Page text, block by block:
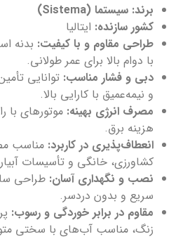
برند: سیستما (Sistema)
کشور سازنده: ایتالیا
طراحی مقاوم و با کیفیت: بدنه
با دوام بالا برای عمر طولانی.
دبی و فشار مناسب: توانایی
و نیمه‌عمیق با کارایی بالا.
مصرف انرژی بهینه: موتورهای با
هزینه برق.
انعطاف‌پذیری در کاربرد: مناسب
کشاورزی، خانگی و تأسیسات
نصب و نگهداری آسان: طراحی
سریع و بدون دردسر.
مقاوم در برابر خوردگی و رسوب:
زنگ، مناسب آب‌های با سختی